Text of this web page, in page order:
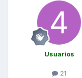
Usuarios
21